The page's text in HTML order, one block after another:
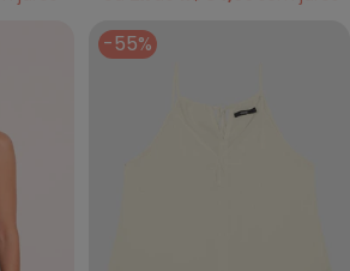
-55%